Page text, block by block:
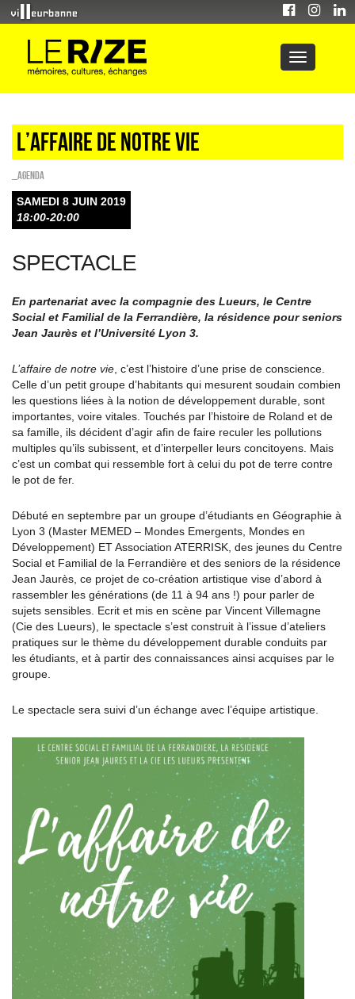
L’affaire de notre vie
_Agenda
SAMEDI 8 JUIN 2019
18:00-20:00
SPECTACLE
En partenariat avec la compagnie des Lueurs, le Centre
Social et Familial de la Ferrandière, la résidence pour seniors
Jean Jaurès et l’Université Lyon 3.
L’affaire de notre vie , c’est l’histoire d’une prise de conscience.
Celle d’un petit groupe d’habitants qui mesurent soudain combien
les questions liées à la notion de développement durable, sont
importantes, voire vitales. Touchés par l’histoire de Roland et de
sa famille, ils décident d’agir afin de faire reculer les pollutions
multiples qu’ils subissent, et d’interpeller leurs concitoyens. Mais
c’est un combat qui ressemble fort à celui du pot de terre contre
le pot de fer.
Débuté en septembre par un groupe d’étudiants en Géographie à
Lyon 3 (Master MEMED – Mondes Emergents, Mondes en
Développement) ET Association ATERRISK, des jeunes du Centre
Social et Familial de la Ferrandière et des seniors de la résidence
Jean Jaurès, ce projet de co-création artistique vise d’abord à
rassembler les générations (de 11 à 94 ans !) pour parler de
sujets sensibles. Ecrit et mis en scène par Vincent Villemagne
(Cie des Lueurs), le spectacle s’est construit à l’issue d’ateliers
pratiques sur le thème du développement durable conduits par
les étudiants, et à partir des connaissances ainsi acquises par le
groupe.
Le spectacle sera suivi d’un échange avec l’équipe artistique.